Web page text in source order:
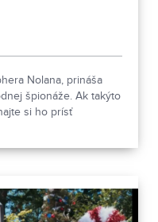
Nolana, prináša
špionáže. Ak takýto
si ho prísť